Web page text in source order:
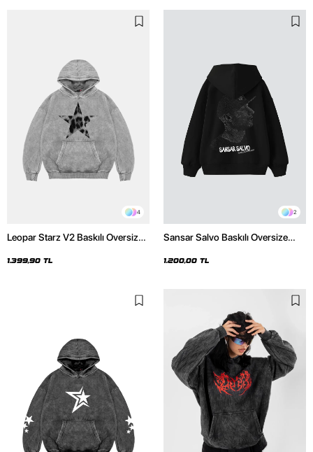
4
Leopar Starz V2 Baskılı Oversize
Hoodie
1.399,90 TL
2
Sansar Salvo Baskılı Oversize
1.200,00 TL